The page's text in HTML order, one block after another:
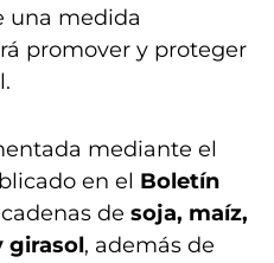
una medida
promover y proteger
mediante el
en el Boletín
de soja, maíz,
girasol, además de